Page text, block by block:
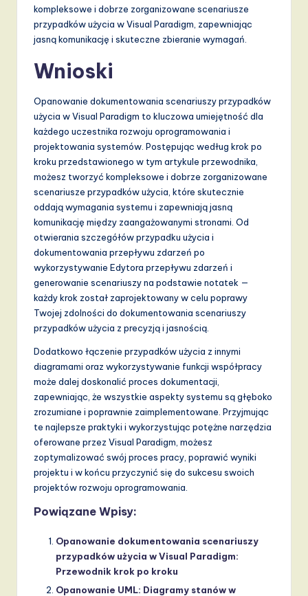
kompleksowe i dobrze zorganizowane scenariusze
przypadków użycia w Visual Paradigm, zapewniając
jasną komunikację i skuteczne zbieranie wymagań.
Wnioski
Opanowanie dokumentowania scenariuszy przypadków
użycia w Visual Paradigm to kluczowa umiejętność dla
każdego uczestnika rozwoju oprogramowania i
projektowania systemów. Postępując według krok po
kroku przedstawionego w tym artykule przewodnika,
możesz tworzyć kompleksowe i dobrze zorganizowane
scenariusze przypadków użycia, które skutecznie
oddają wymagania systemu i zapewniają jasną
komunikację między zaangażowanymi stronami. Od
otwierania szczegółów przypadku użycia i
dokumentowania przepływu zdarzeń po
wykorzystywanie Edytora przepływu zdarzeń i
generowanie scenariuszy na podstawie notatek —
każdy krok został zaprojektowany w celu poprawy
Twojej zdolności do dokumentowania scenariuszy
przypadków użycia z precyzją i jasnością.
Dodatkowo łączenie przypadków użycia z innymi
diagramami oraz wykorzystywanie funkcji współpracy
może dalej doskonalić proces dokumentacji,
zapewniając, że wszystkie aspekty systemu są głęboko
zrozumiane i poprawnie zaimplementowane. Przyjmując
te najlepsze praktyki i wykorzystując potężne narzędzia
oferowane przez Visual Paradigm, możesz
zoptymalizować swój proces pracy, poprawić wyniki
projektu i w końcu przyczynić się do sukcesu swoich
projektów rozwoju oprogramowania.
Powiązane Wpisy:
Opanowanie dokumentowania scenariuszy
przypadków użycia w Visual Paradigm:
Przewodnik krok po kroku
Opanowanie UML: Diagramy stanów w